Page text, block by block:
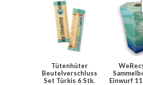
Tütenhüter
Beutelverschluss
Set Türkis 6 Stk.
Einwurf